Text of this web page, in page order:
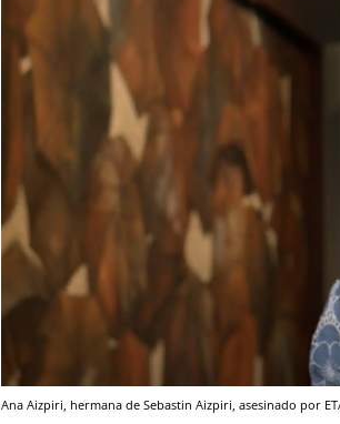
Ana Aizpiri, hermana de Sebastin Aizpiri, asesinado por